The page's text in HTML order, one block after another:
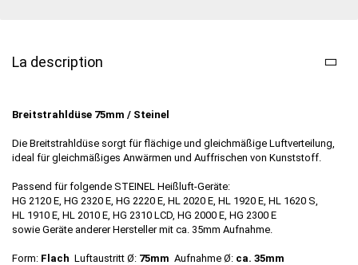
La description
Breitstrahldüse 75mm / Steinel
Die Breitstrahldüse sorgt für flächige und gleichmäßige Luftverteilung,
ideal für gleichmäßiges Anwärmen und Auffrischen von Kunststoff.
Passend für folgende STEINEL Heißluft-Geräte:
HG 2120 E, HG 2320 E, HG 2220 E, HL 2020 E, HL 1920 E, HL 1620 S,
HL 1910 E, HL 2010 E, HG 2310 LCD, HG 2000 E, HG 2300 E
sowie Geräte anderer Hersteller mit ca. 35mm Aufnahme.
Form: Flach Luftaustritt Ø: 75mm Aufnahme Ø: ca. 35mm